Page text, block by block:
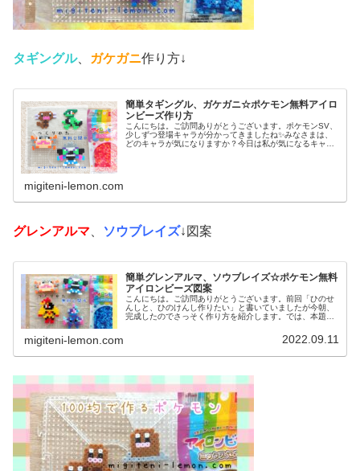
タギングル、 ガケガニ作り方↓
簡単タギングル、ガケガニ☆ポケモン無料アイロ
ンビーズ作り方
こんにちは。ご訪問ありがとうございます。ポケモンSV、
少しずつ登場キャラが分かってきましたね✨みなさまは、
どのキャラが気になりますか？今日は私が気になるキャラ
migiteni-lemon.com
グレンアルマ ソウブレイズ↓図案
簡単グレンアルマ、ソウブレイズ☆ポケモン無料
アイロンビーズ図案
こんにちは。ご訪問ありがとうございます。前回「ひのせ
んしと、ひのけんし作りたい」と書いていましたが今朝、
完成したのでさっそく作り方を紹介します。では、本題へ↓
migiteni-lemon.com 2022.09.11